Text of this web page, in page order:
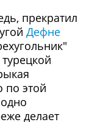
прекратил
Дефне
по этой
делает